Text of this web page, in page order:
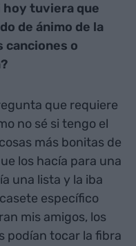
hoy tuviera que
de ánimo de la
canciones o
que requiere
no sé si tengo el
más bonitas de
los hacía para una
una lista y la iba
específico
mis amigos, los
podían tocar la fibra